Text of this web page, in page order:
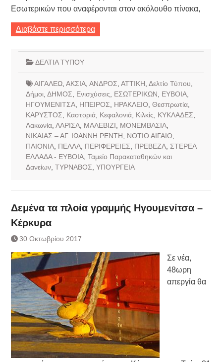
Εσωτερικών που αναφέρονται στον ακόλουθο πίνακα,
Διαβάστε περισσότερα
ΔΕΛΤΙΑ ΤΥΠΟΥ
ΑΙΓΑΛΕΩ, ΑΚΣΙΑ, ΑΝΔΡΟΣ ΑΤΤΙΚΗ Δελτίο Τύπου
Δήμοι, ΔΗΜΟΣ Ενισχύσεις ΕΣΩΤΕΡΙΚΩΝ ΕΥΒΟΙΑ,
ΗΓΟΥΜΕΝΙΤΣΑ, ΗΠΕΙΡΟΣ ΗΡΑΚΛΕΙΟ Θεσπρωτία,
ΚΑΡΥΣΤΟΣ
Καστοριά, Κεφαλονιά, Κιλκίς ΚΥΚΛΑΔΕΣ
Λακωνία, ΛΑΡΙΣΑ, ΜΑΛΕΒΙΖΙ ΜΟΝΕΜΒΑΣΙΑ,
ΝΙΚΑΙΑΣ – ΑΓ. ΙΩΑΝΝΗ ΡΕΝΤΗ
ΝΟΤΙΟ ΑΙΓΑΙΟ
ΠΑΙΟΝΙΑ, ΠΕΛΛΑ, ΠΕΡΙΦΕΡΕΙΕΣ ΠΡΕΒΕΖΑ, ΣΤΕΡΕΑ
ΕΛΛΑΔΑ - ΕΥΒΟΙΑ, Ταμείο Παρακαταθηκών και
Δανείων, ΤΥΡΝΑΒΟΣ ΥΠΟΥΡΓΕΙΑ
Δεμένα τα πλοία γραμμής Ηγουμενίτσα –
Κέρκυρα
30 Οκτωβρίου 2017
Σε νέα,
48ωρη
απεργία θα